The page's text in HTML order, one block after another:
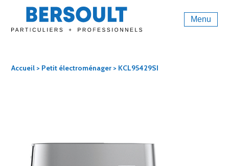
Menu
Accueil > Petit électroménager > KCL95429SI